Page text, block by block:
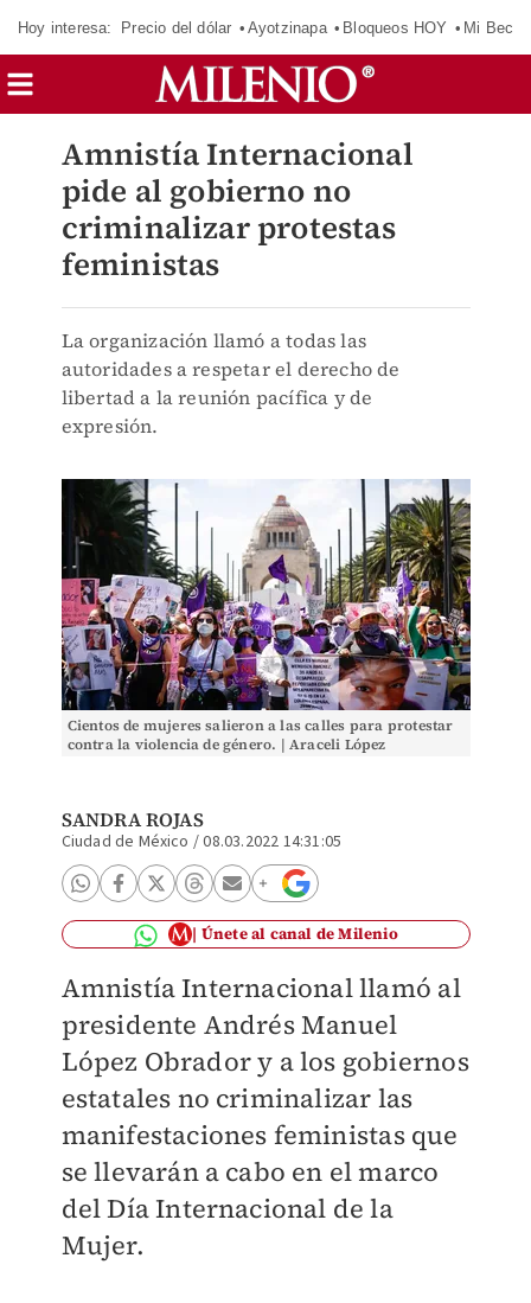
Hoy interesa: Precio del dólar Ayotzinapa Bloqueos HOY Mi Beca
Amnistía Internacional
pide al gobierno no
criminalizar protestas
feministas
La organización llamó a todas las
autoridades a respetar el derecho de
libertad a la reunión pacífica y de
expresión.
Cientos de mujeres salieron a las calles para protestar
contra la violencia de género. | Araceli López
SANDRA ROJAS
Ciudad de México /08.03.2022 14:31:05
Únete al canal de Milenio
Amnistía Internacional llamó al
presidente Andrés Manuel
López Obrador y a los gobiernos
estatales no criminalizar las
manifestaciones feministas que
se llevarán a cabo en el marco
del Día Internacional de la
Mujer.